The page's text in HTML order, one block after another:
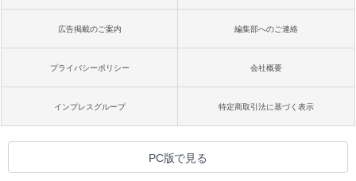
広告掲載のご案内 編集部へのご連絡
プライバシーポリシー 会社概要
インプレスグループ 特定商取引法に基づく表示
PC版で見る